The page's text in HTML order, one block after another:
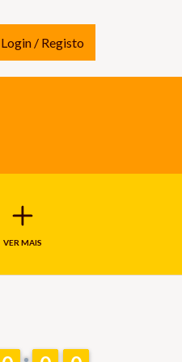
Login / Registo
VER MAIS